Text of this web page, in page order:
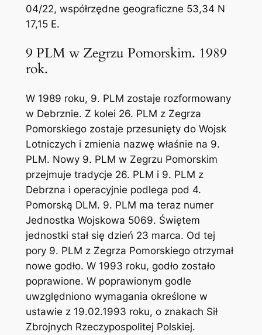
04/22, współrzędne geograficzne 53,34 N
17,15 E.
9 PLM w Zegrzu Pomorskim. 1989
rok.
W 1989 roku, 9. PLM zostaje rozformowany
w Debrznie. Z kolei 26. PLM z Zegrza
Pomorskiego zostaje przesunięty do Wojsk
Lotniczych i zmienia nazwę właśnie na 9.
PLM. Nowy 9. PLM w Zegrzu Pomorskim
przejmuje tradycje 26. PLM i 9. PLM z
Debrzna i operacyjnie podlega pod 4.
Pomorską DLM. 9. PLM ma teraz numer
Jednostka Wojskowa 5069. Świętem
jednostki stał się dzień 23 marca. Od tej
pory 9. PLM z Zegrza Pomorskiego otrzymał
nowe godło. W 1993 roku, godło zostało
poprawione. W poprawionym godle
uwzględniono wymagania określone w
ustawie z 19.02.1993 roku, o znakach Sił
Zbrojnych Rzeczypospolitej Polskiej.